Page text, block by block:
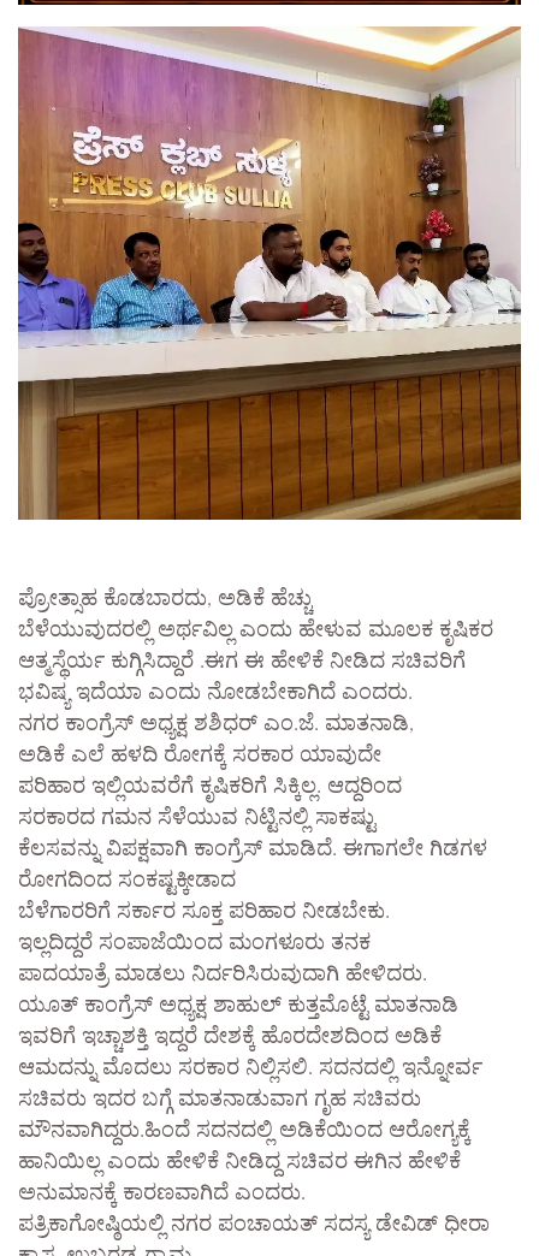
ಪ್ರೋತ್ಸಾಹ ಕೊಡಬಾರದು, ಅಡಿಕೆ ಹೆಚ್ಚು
ಬೆಳೆಯುವುದರಲ್ಲಿ ಅರ್ಥವಿಲ್ಲ ಎಂದು ಹೇಳುವ ಮೂಲಕ ಕೃಷಿಕರ
ಆತ್ಮಸ್ಥೆರ್ಯ ಕುಗ್ಗಿಸಿದ್ದಾರೆ .ಈಗ ಈ ಹೇಳಿಕೆ ನೀಡಿದ ಸಚಿವರಿಗೆ
ಭವಿಷ್ಯ ಇದೆಯಾ ಎಂದು ನೋಡಬೇಕಾಗಿದೆ ಎಂದರು.
ನಗರ ಕಾಂಗ್ರೆಸ್ ಅಧ್ಯಕ್ಷ ಶಶಿಧರ್ ಎಂ.ಜೆ. ಮಾತನಾಡಿ,
ಅಡಿಕೆ ಎಲೆ ಹಳದಿ ರೋಗಕ್ಕೆ ಸರಕಾರ ಯಾವುದೇ
ಪರಿಹಾರ ಇಲ್ಲಿಯವರೆಗೆ ಕೃಷಿಕರಿಗೆ ಸಿಕ್ಕಿಲ್ಲ. ಆದ್ದರಿಂದ
ಸರಕಾರದ ಗಮನ ಸೆಳೆಯುವ ನಿಟ್ಟಿನಲ್ಲಿ ಸಾಕಷ್ಟು
ಕೆಲಸವನ್ನು ವಿಪಕ್ಷವಾಗಿ ಕಾಂಗ್ರೆಸ್ ಮಾಡಿದೆ. ಈಗಾಗಲೇ ಗಿಡಗಳ
ರೋಗದಿಂದ ಸಂಕಷ್ಟಕ್ಕೀಡಾದ
ಬೆಳೆಗಾರರಿಗೆ ಸರ್ಕಾರ ಸೂಕ್ತ ಪರಿಹಾರ ನೀಡಬೇಕು.
ಇಲ್ಲದಿದ್ದರೆ ಸಂಪಾಜೆಯಿಂದ ಮಂಗಳೂರು ತನಕ
ಪಾದಯಾತ್ರೆ ಮಾಡಲು ನಿರ್ದರಿಸಿರುವುದಾಗಿ ಹೇಳಿದರು.
ಯೂತ್ ಕಾಂಗ್ರೆಸ್ ಅಧ್ಯಕ್ಷ ಶಾಹುಲ್ ಕುತ್ತಮೊಟ್ಟೆ ಮಾತನಾಡಿ
ಇವರಿಗೆ ಇಚ್ಚಾಶಕ್ತಿ ಇದ್ದರೆ ದೇಶಕ್ಕೆ ಹೊರದೇಶದಿಂದ ಅಡಿಕೆ
ಆಮದನ್ನು ಮೊದಲು ಸರಕಾರ ನಿಲ್ಲಿಸಲಿ. ಸದನದಲ್ಲಿ ಇನ್ನೋರ್ವ
ಸಚಿವರು ಇದರ ಬಗ್ಗೆ ಮಾತನಾಡುವಾಗ ಗೃಹ ಸಚಿವರು
ಮೌನವಾಗಿದ್ದರು.ಹಿಂದೆ ಸದನದಲ್ಲಿ ಅಡಿಕೆಯಿಂದ ಆರೋಗ್ಯಕ್ಕೆ
ಹಾನಿಯಿಲ್ಲ ಎಂದು ಹೇಳಿಕೆ ನೀಡಿದ್ದ ಸಚಿವರ ಈಗಿನ ಹೇಳಿಕೆ
ಅನುಮಾನಕ್ಕೆ ಕಾರಣವಾಗಿದೆ ಎಂದರು.
ಪತ್ರಿಕಾಗೋಷ್ಠಿಯಲ್ಲಿ ನಗರ ಪಂಚಾಯತ್ ಸದಸ್ಯ ಡೇವಿಡ್ ಧೀರಾ